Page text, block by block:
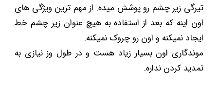
تیرگی زیر چشم رو پوشش میده. از مهم ترین ویژگی های
اون اینه که بعد از استفاده به هیچ عنوان زیر چشم خط
ایجاد نمیکنه و اون رو چروک نمیکنه.
موندگاری اون بسیار زیاد هست و در طول وز نیازی به
تمدید کردن نداره.